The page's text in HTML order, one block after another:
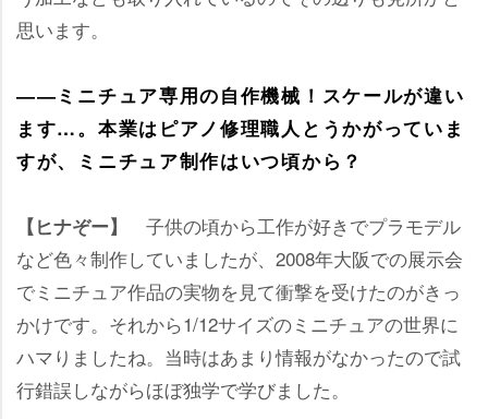
思います。
――ミニチュア専用の自作機械！スケールが違い
ます…。本業はピアノ修理職人とうかがっていま
すが、ミニチュア制作はいつ頃から？
【ヒナぞー】
子供の頃から工作が好きでプラモデル
など色々制作していましたが、2008年大阪での展示会
でミニチュア作品の実物を見て衝撃を受けたのがきっ
かけです。それから1/12サイズのミニチュアの世界に
ハマりましたね。当時はあまり情報がなかったので試
行錯誤しながらほぼ独学で学びました。